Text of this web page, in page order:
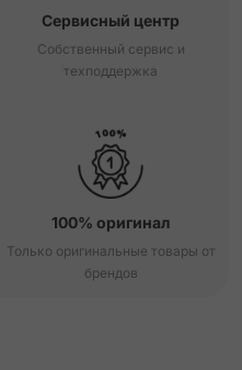
Сервисный центр
Собственный сервис и
техподдержка
100% оригинал
Только оригинальные товары от
брендов